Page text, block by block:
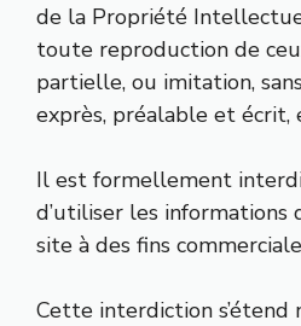
de la Propriété
toute reproduction de
partielle, ou imitation,
exprès, préalable et
Il est formellement
d’utiliser les informations
site à des fins
Cette interdiction s’étend